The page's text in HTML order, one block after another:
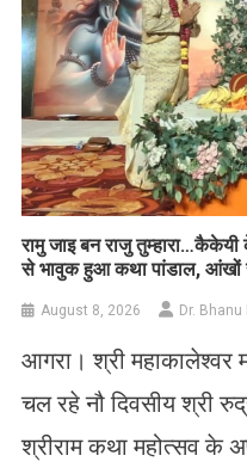
रामु जाइ बन राजु
से भावुक हुआ कथा पांडाल, आंखों
August 8, 2026 Dr.
आगरा। श्री महाकालेश्वर
चल रहे नौ दिवसीय श्री
श्रीराम कथा महोत्सव के